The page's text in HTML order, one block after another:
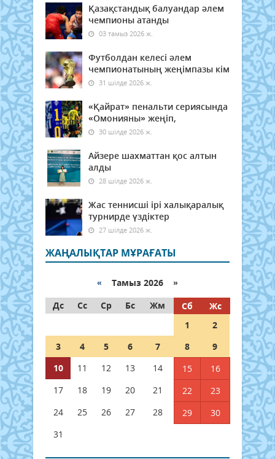
Қазақстандық балуандар әлем
чемпионы атанды
03 тамыз 2026 ж.
Футболдан келесі әлем
чемпионатының жеңімпазы кім
31 шілде 2026 ж.
«Қайрат» пенальти сериясында
«Омонияны» жеңіп,
30 шілде 2026 ж.
Айзере шахматтан қос алтын
алды
28 шілде 2026 ж.
Жас теннисші ірі халықаралық
турнирде үздіктер
27 шілде 2026 ж.
ЖАҢАЛЫҚТАР МҰРАҒАТЫ
« Тамыз 2026 »
Дс
Сс Ср Бс Жм Сб
Жс
1
2
3
4 5 6 7 8
9
10
11 12 13 14 15
16
17
18 19 20 21 22
23
24
25 26 27 28 29
30
31